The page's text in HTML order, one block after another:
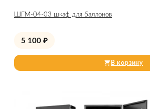
ШГМ-04-03 шкаф для баллонов
5 100 ₽
В корзину